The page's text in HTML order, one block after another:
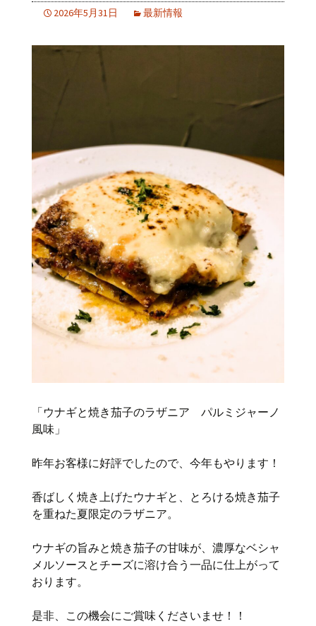
2026年5月31日 最新情報
「ウナギと焼き茄子のラザニア パルミジャーノ
風味」
昨年お客様に好評でしたので、今年もやります！
香ばしく焼き上げたウナギと、とろける焼き茄子
を重ねた夏限定のラザニア。
ウナギの旨みと焼き茄子の甘味が、濃厚なベシャ
メルソースとチーズに溶け合う一品に仕上がって
おります。
是非、この機会にご賞味くださいませ！！